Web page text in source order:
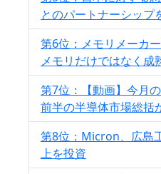
とのパートナーシップ
第6位：メモリメーカ
メモリだけではなく成
第7位：【動画】今月
前半の半導体市場総括
第8位：Micron、広島
上を投資